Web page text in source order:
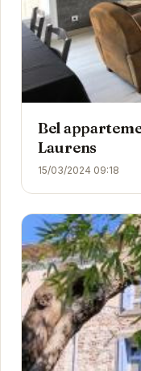
Bel
Laurens
15/03/2024 09:18